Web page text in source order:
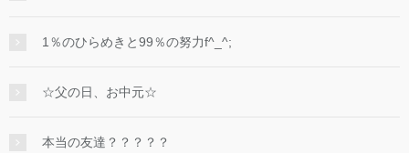
1％のひらめきと99％の努力f^_^;
☆父の日、お中元☆
本当の友達？？？？？